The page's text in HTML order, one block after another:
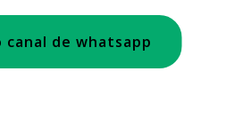
de whatsapp